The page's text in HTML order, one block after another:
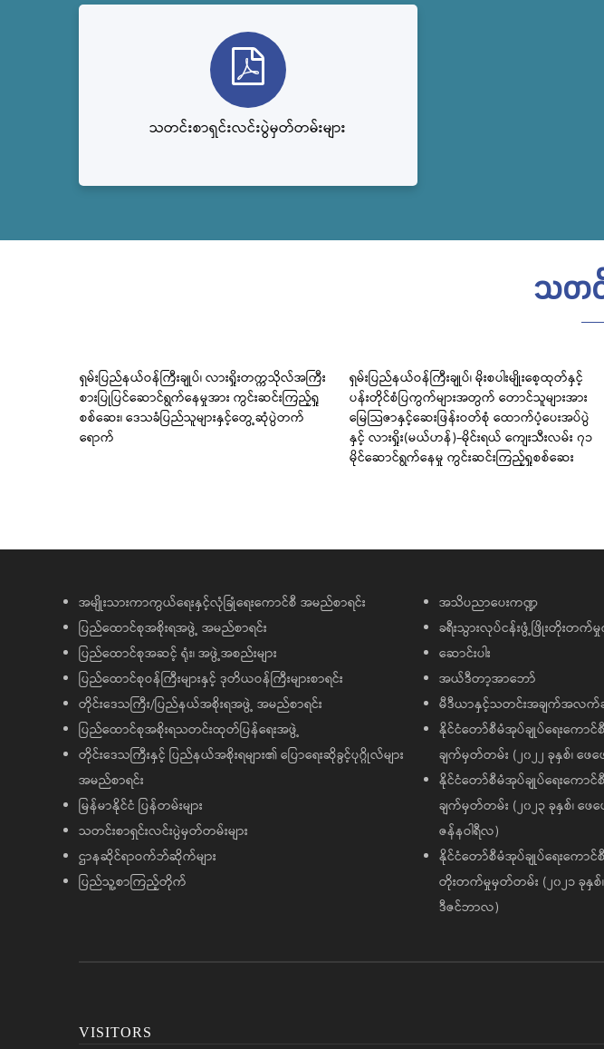
သတင်းစာရှင်းလင်းပွဲမှတ်တမ်းများ
သတ
ရှမ်းပြည်နယ်ဝန်ကြီးချုပ်၊ လားရှိုးတက္ကသိုလ်အကြီး
စားပြုပြင်ဆောင်ရွက်နေမှုအား ကွင်းဆင်းကြည့်ရှု
စစ်ဆေး၊ ဒေသခံပြည်သူများနှင့်တွေ့ဆုံပွဲတက်
ရောက်
ရှမ်းပြည်နယ်ဝန်ကြီးချုပ်၊ မိုးစပါးမျိုးစေ့ထုတ်နှင့်
ပန်းတိုင်စံပြကွက်များအတွက် တောင်သူများအား
မြေသြဇာနှင့်ဆေးဖြန်းဝတ်စုံ ထောက်ပံ့ပေးအပ်ပွဲ
နှင့် လားရှိုး(မယ်ဟန်)-မိုင်းရယ် ကျေးသီးလမ်း ၇၁
မိုင်ဆောင်ရွက်နေမှု ကွင်းဆင်းကြည့်ရှုစစ်ဆေး
အမျိုးသားကာကွယ်ရေးနှင့်လုံခြုံရေးကောင်စီ အမည်စာရင်း
ပြည်ထောင်စုအစိုးရအဖွဲ့ အမည်စာရင်း
ပြည်ထောင်စုအဆင့် ရုံး၊ အဖွဲ့အစည်းများ
ပြည်ထောင်စုဝန်ကြီးများနှင့် ဒုတိယဝန်ကြီးများစာရင်း
တိုင်းဒေသကြီး/ပြည်နယ်အစိုးရအဖွဲ့ အမည်စာရင်း
ပြည်ထောင်စုအစိုးရသတင်းထုတ်ပြန်ရေးအဖွဲ့
တိုင်းဒေသကြီးနှင့် ပြည်နယ်အစိုးရများ၏ ပြောရေးဆိုခွင့်ပုဂ္ဂိုလ်များ
အမည်စာရင်း
မြန်မာနိုင်ငံ ပြန်တမ်းများ
သတင်းစာရှင်းလင်းပွဲမှတ်တမ်းများ
ဌာနဆိုင်ရာဝက်ဘ်ဆိုက်များ
ပြည်သူ့စာကြည့်တိုက်
အသိပညာပေးကဏ္ဍ
ခရီးသွားလုပ်ငန်းဖွံ့ဖြိုးတိုးတက်
ဆောင်းပါး
အယ်ဒီတာ့အာဘော်
မီဒီယာနှင့်သတင်းအချက်အလက်
နိုင်ငံတော်စီမံအုပ်ချုပ်ရေးကေ
ချက်မှတ်တမ်း (၂၀၂၂ ခုနှစ်၊ ဖေဖ
နိုင်ငံတော်စီမံအုပ်ချုပ်ရေးကေ
ချက်မှတ်တမ်း (၂၀၂၃ ခုနှစ်၊ ဖေဖ
ဇန်နဝါရီလ)
နိုင်ငံတော်စီမံအုပ်ချုပ်ရေးကေ
တိုးတက်မှုမှတ်တမ်း (၂၀၂၁ ခုနှစ်၊
ဒီဇင်ဘာလ)
VISITORS